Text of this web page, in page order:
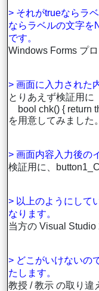
> それがtrueならラ
ならラベルの文字を
です。
Windows Forms プ
> 画面に入力された
とりあえず検証用に
bool chk() { return
を用意してみました。
> 画面内容入力後の
検証用に、
> 以上のようにして
なります。
当方の Visual Studio
> どこがいけないの
たします。
教授 / 教示 の取り違